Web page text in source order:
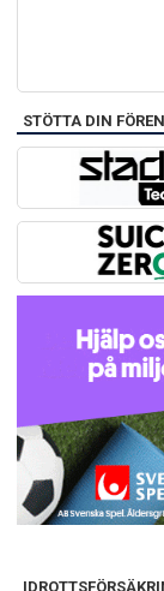
STÖTTA DIN